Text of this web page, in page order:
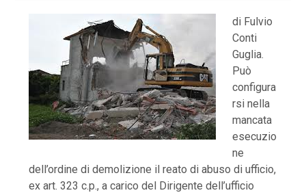
di Fulvio
Conti
Guglia.
Può
configura
rsi nella
mancata
esecuzio
ne
dell’ordine di demolizione il reato di abuso di ufficio,
ex art. 323 c.p., a carico del Dirigente dell’ufficio